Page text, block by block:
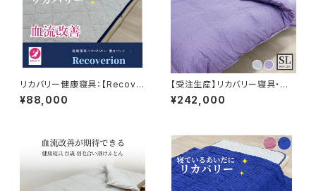
リカバリー健康寝具：【Recove
rion】リカバリオン敷きパッド プ
ラウシオン加工 100×200cm
¥88,000
【受注生産】リカバリー寝具・百
歳 羽毛掛け布団 S/SD/D プラ
ウシオン®加工
¥242,000